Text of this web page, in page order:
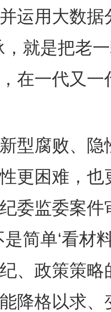
运用大数
，就是把老
在一代又
腐败、隐
更困难，
委监委案
简单‘看材
、政策策
降格以求